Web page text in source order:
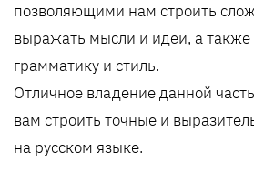
позволяющими нам строить
выражать мысли и идеи, а также
грамматику и стиль.
Отличное владение данной
вам строить точные и
на русском языке.